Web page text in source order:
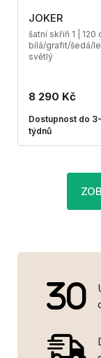
JOKER
šatní skříň 1 | 120
bílá/grafit/šedá/
světlý
8 290 Kč
Dostupnost do
týdnů